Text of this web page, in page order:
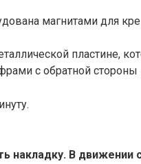
магнитами для
пластине,
с обратной стороны
накладку. В движении